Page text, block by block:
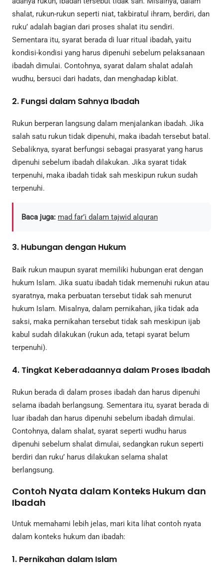
shalat, rukun-rukun seperti niat, takbiratul ihram, berdiri, dan
ruku’ adalah bagian dari proses shalat itu sendiri.
Sementara itu, syarat berada di luar ritual ibadah, yaitu
kondisi-kondisi yang harus dipenuhi sebelum pelaksanaan
ibadah dimulai. Contohnya, syarat dalam shalat adalah
wudhu, bersuci dari hadats, dan menghadap kiblat.
2. Fungsi dalam Sahnya Ibadah
Rukun berperan langsung dalam menjalankan ibadah. Jika
salah satu rukun tidak dipenuhi, maka ibadah tersebut batal.
Sebaliknya, syarat berfungsi sebagai prasyarat yang harus
dipenuhi sebelum ibadah dilakukan. Jika syarat tidak
terpenuhi, maka ibadah tidak sah meskipun rukun sudah
terpenuhi.
Baca juga: mad far’i dalam tajwid alquran
3. Hubungan dengan Hukum
Baik rukun maupun syarat memiliki hubungan erat dengan
hukum Islam. Jika suatu ibadah tidak memenuhi rukun atau
syaratnya, maka perbuatan tersebut tidak sah menurut
hukum Islam. Misalnya, dalam pernikahan, jika tidak ada
saksi, maka pernikahan tersebut tidak sah meskipun ijab
kabul sudah dilakukan (rukun ada, tetapi syarat belum
terpenuhi).
4. Tingkat Keberadaannya dalam Proses Ibadah
Rukun berada di dalam proses ibadah dan harus dipenuhi
selama ibadah berlangsung. Sementara itu, syarat berada di
luar ibadah dan harus dipenuhi sebelum ibadah dimulai.
Contohnya, dalam shalat, syarat seperti wudhu harus
dipenuhi sebelum shalat dimulai, sedangkan rukun seperti
berdiri dan ruku’ harus dilakukan selama shalat
berlangsung.
Contoh Nyata dalam Konteks Hukum dan
Ibadah
Untuk memahami lebih jelas, mari kita lihat contoh nyata
dalam konteks hukum dan ibadah:
1. Pernikahan dalam Islam